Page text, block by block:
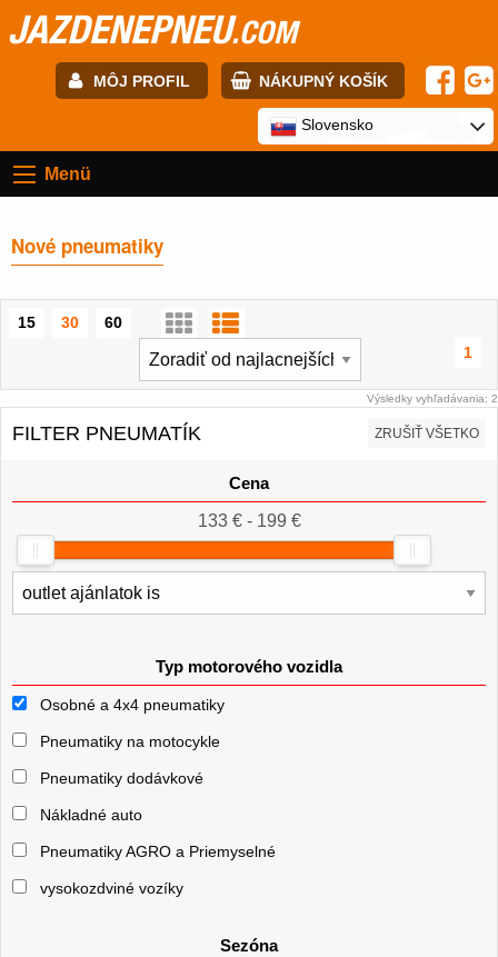
JAZDENEPNEU.COM
MÔJ PROFIL NÁKUPNÝ KOŠÍK
Heslo:
Slovensko
Menü
Nové pneumatiky
15 30
60
1
Výsledky vyhľadávania: 2
FILTER PNEUMATÍK ZRUŠIŤ VŠETKO
Cena
133 € - 199 €
Typ motorového vozidla
Osobné a 4x4 pneumatiky
Pneumatiky na motocykle
Pneumatiky dodávkové
Nákladné auto
Pneumatiky AGRO a Priemyselné
vysokozdviné vozíky
Sezóna